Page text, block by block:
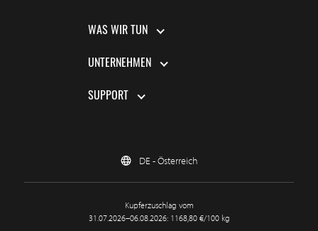
WAS WIR TUN
UNTERNEHMEN
SUPPORT
DE - Österreich
Kupferzuschlag vom
31.07.2026–06.08.2026: 1168,80 €/100 kg